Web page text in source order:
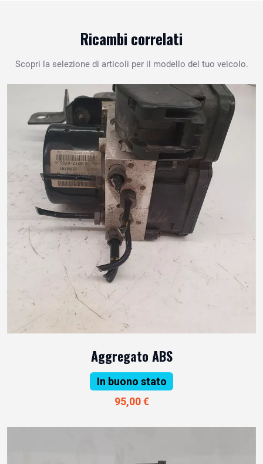
Ricambi correlati
Scopri la selezione di articoli per il modello del tuo veicolo.
Aggregato ABS
In buono stato
95,00 €